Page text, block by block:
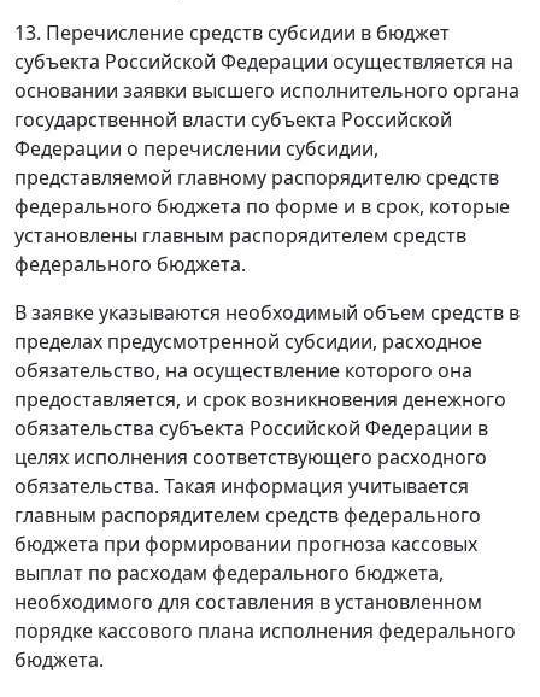
13. Перечисление средств субсидии в бюджет
субъекта Российской Федерации осуществляется на
основании заявки высшего исполнительного органа
государственной власти субъекта Российской
Федерации о перечислении субсидии,
представляемой главному распорядителю средств
федерального бюджета по форме и в срок, которые
установлены главным распорядителем средств
федерального бюджета.
В заявке указываются необходимый объем средств в
пределах предусмотренной субсидии, расходное
обязательство, на осуществление которого она
предоставляется, и срок возникновения денежного
обязательства субъекта Российской Федерации в
целях исполнения соответствующего расходного
обязательства. Такая информация учитывается
главным распорядителем средств федерального
бюджета при формировании прогноза кассовых
выплат по расходам федерального бюджета,
необходимого для составления в установленном
порядке кассового плана исполнения федерального
бюджета.